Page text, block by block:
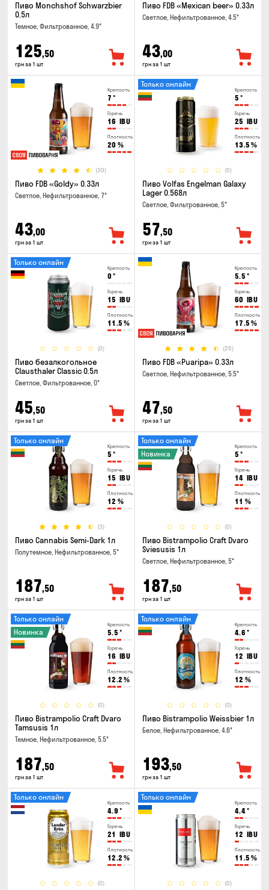
Пиво Monchshof Schwarzbier
0.5л
Темное, Фильтрованное, 4.9°
125,50
грн за 1 шт
Пиво FDB «Mexican beer» 0.33л
Светлое, Нефильтрованное, 4.5°
43,00
грн за 1 шт
Крепость
7 °
Горечь
16 IBU
Плотность
20 %
(30)
Пиво FDB «Goldy» 0.33л
Светлое, Нефильтрованное, 7°
43,00
грн за 1 шт
Крепость
5 °
Горечь
25 IBU
Плотность
13.5 %
(0)
Только онлайн
Пиво Volfas Engelman Galaxy
Lager 0.568л
Светлое, Фильтрованное, 5°
57,50
грн за 1 шт
Крепость
0 °
Горечь
15 IBU
Плотность
11.5 %
(0)
Только онлайн
Пиво безалкогольное
Clausthaler Classic 0.5л
Светлое, Фильтрованное, 0°
45,50
грн за 1 шт
Крепость
5.5 °
Горечь
60 IBU
Плотность
17.5 %
(26)
Пиво FDB «Puaripa» 0.33л
Светлое, Нефильтрованное, 5.5°
47,50
грн за 1 шт
Крепость
5 °
Горечь
15 IBU
Плотность
12 %
(3)
Только онлайн
Пиво Cannabis Semi-Dark 1л
Полутемное, Нефильтрованное, 5°
187,50
грн за 1 шт
Крепость
5 °
Горечь
14 IBU
Плотность
11 %
(0)
Только онлайн
Новинка
Пиво Bistrampolio Craft Dvaro
Sviesusis 1л
Светлое, Нефильтрованное, 5°
187,50
грн за 1 шт
Крепость
5.5 °
Горечь
16 IBU
Плотность
12.2 %
(0)
Только онлайн
Новинка
Пиво Bistrampolio Craft Dvaro
Tamsusis 1л
Темное, Нефильтрованное, 5.5°
187,50
грн за 1 шт
Крепость
4.6 °
Горечь
12 IBU
Плотность
12 %
(0)
Только онлайн
Пиво Bistrampolio Weissbier 1л
Белое, Нефильтрованное, 4.6°
193,50
грн за 1 шт
Крепость
4.9 °
Горечь
21 IBU
Плотность
12.2 %
(0)
Только онлайн
Крепость
4.4°
Горечь
12 IBU
Плотность
11.5 %
(0)
Только онлайн